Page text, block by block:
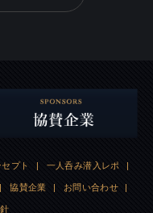
プト | 一人呑み潜入レポ |
| 協賛企業 | お問い合わせ |